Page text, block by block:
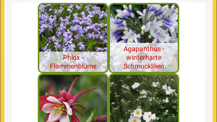
Phlox -
Flammenblume
Agapanthus -
winterharte
Schmucklilien